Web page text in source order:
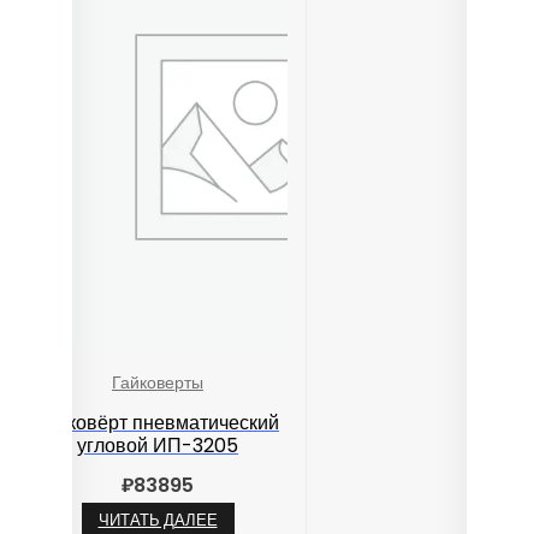
Гайковерты
Гайковёрт пневматический
угловой ИП-3205
₽83895
ЧИТАТЬ ДАЛЕЕ